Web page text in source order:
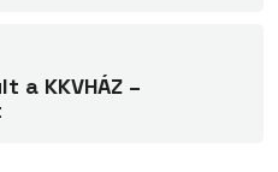
a KKVHÁZ –